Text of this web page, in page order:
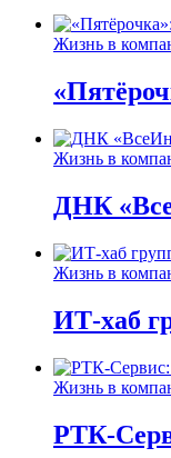
Жизнь в
Жизнь в
ДНК
Жизнь в
ИТ-хаб
Жизнь в
РТК-